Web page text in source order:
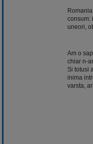
consum:
uneori,
Am o
chiar n-
Si totusi
inima
varsta,